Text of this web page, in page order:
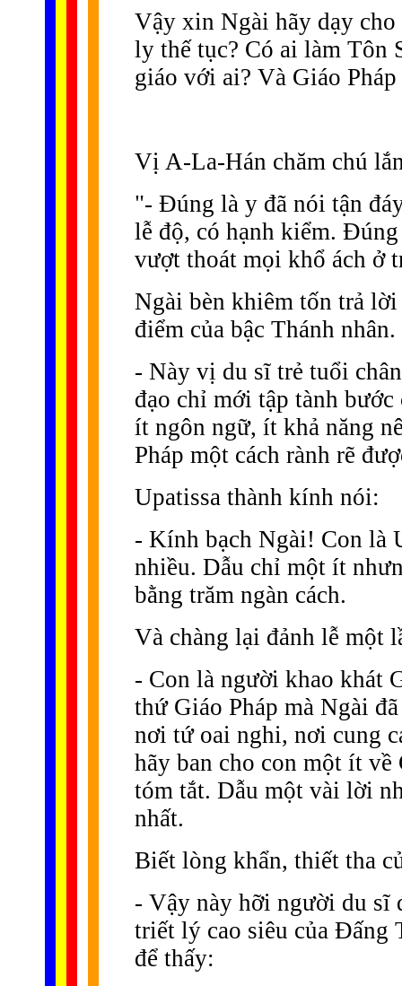
Vậy xin Ngài hãy dạy
ly thế tục? Có ai làm Tôn
giáo với ai? Và Giáo
Vị A-La-Hán chăm chú
"- Ðúng là y đã nói tận
lễ độ, có hạnh kiểm.
vượt thoát mọi khổ ách ở
Ngài bèn khiêm tốn trả
điểm của bậc Thánh nhân.
- Này vị du sĩ trẻ tuổi
đạo chỉ mới tập tành bước
ít ngôn ngữ, ít khả năng
Pháp một cách rành rẽ
Upatissa thành kính nói:
- Kính bạch Ngài! Con là
nhiều. Dẫu chỉ một ít
bằng trăm ngàn cách.
Và chàng lại đảnh lễ một
- Con là người khao khát
thứ Giáo Pháp mà Ngài
nơi tứ oai nghi, nơi cung
hãy ban cho con một ít
tóm tắt. Dẫu một vài lời
nhất.
Biết lòng khẩn, thiết tha
- Vậy này hỡi người du sĩ
triết lý cao siêu của Ðấng
để thấy: